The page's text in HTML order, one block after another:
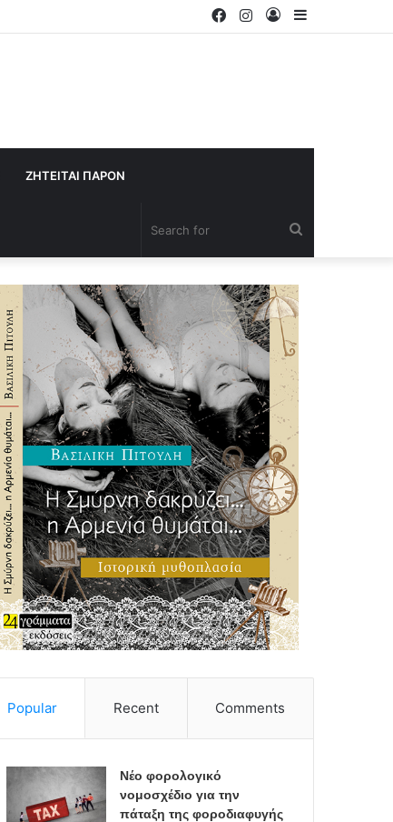
Log
Instagram
Facebook
ΖΗΤΕΙΤΑΙ ΠΑΡΟΝ
Popular Recent Comments
Νέο φορολογικό
νομοσχέδιο για την
πάταξη της φοροδιαφυγής